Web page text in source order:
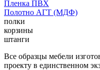
Пленка ПВХ
Полотно АГТ (МДФ)
полки
корзины
штанги
Все образцы мебели
проекту в единственном